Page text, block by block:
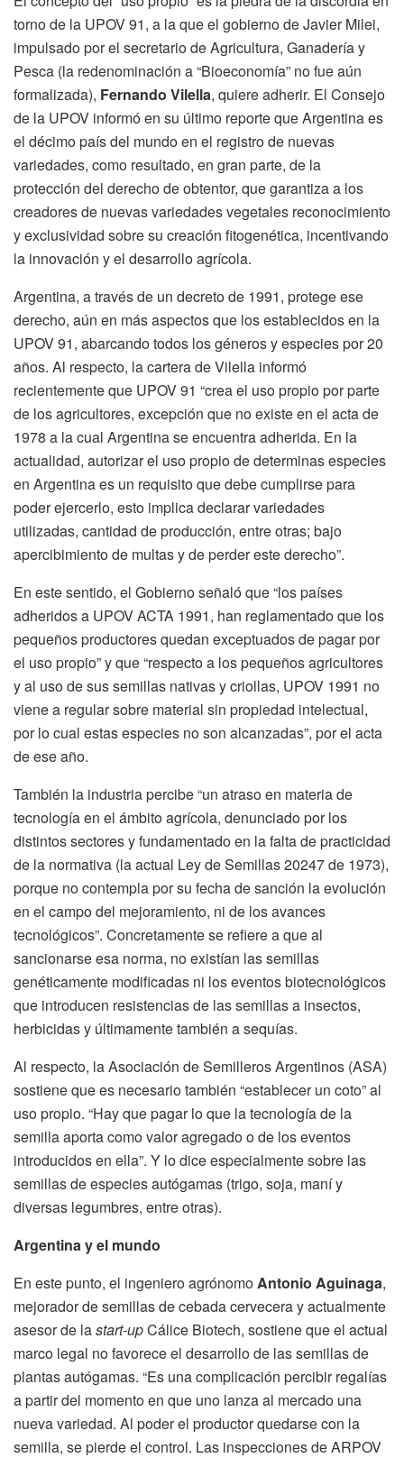
torno de la UPOV 91, a la que el gobierno de Javier Milei,
impulsado por el secretario de Agricultura, Ganadería y
Pesca (la redenominación a “Bioeconomía” no fue aún
formalizada), Fernando Vilella, quiere adherir. El Consejo
de la UPOV informó en su último reporte que Argentina es
el décimo país del mundo en el registro de nuevas
variedades, como resultado, en gran parte, de la
protección del derecho de obtentor, que garantiza a los
creadores de nuevas variedades vegetales reconocimiento
y exclusividad sobre su creación fitogenética, incentivando
la innovación y el desarrollo agrícola.
Argentina, a través de un decreto de 1991, protege ese
derecho, aún en más aspectos que los establecidos en la
UPOV 91, abarcando todos los géneros y especies por 20
años. Al respecto, la cartera de Vilella informó
recientemente que UPOV 91 “crea el uso propio por parte
de los agricultores, excepción que no existe en el acta de
1978 a la cual Argentina se encuentra adherida. En la
actualidad, autorizar el uso propio de determinas especies
en Argentina es un requisito que debe cumplirse para
poder ejercerlo, esto implica declarar variedades
utilizadas, cantidad de producción, entre otras; bajo
apercibimiento de multas y de perder este derecho”.
En este sentido, el Gobierno señaló que “los países
adheridos a UPOV ACTA 1991, han reglamentado que los
pequeños productores quedan exceptuados de pagar por
el uso propio” y que “respecto a los pequeños agricultores
y al uso de sus semillas nativas y criollas, UPOV 1991 no
viene a regular sobre material sin propiedad intelectual,
por lo cual estas especies no son alcanzadas”, por el acta
de ese año.
También la industria percibe “un atraso en materia de
tecnología en el ámbito agrícola, denunciado por los
distintos sectores y fundamentado en la falta de practicidad
de la normativa (la actual Ley de Semillas 20247 de 1973),
porque no contempla por su fecha de sanción la evolución
en el campo del mejoramiento, ni de los avances
tecnológicos”. Concretamente se refiere a que al
sancionarse esa norma, no existían las semillas
genéticamente modificadas ni los eventos biotecnológicos
que introducen resistencias de las semillas a insectos,
herbicidas y últimamente también a sequías.
Al respecto, la Asociación de Semilleros Argentinos (ASA)
sostiene que es necesario también “establecer un coto” al
uso propio. “Hay que pagar lo que la tecnología de la
semilla aporta como valor agregado o de los eventos
introducidos en ella”. Y lo dice especialmente sobre las
semillas de especies autógamas (trigo, soja, maní y
diversas legumbres, entre otras).
Argentina y el mundo
En este punto, el ingeniero agrónomo Antonio Aguinaga,
mejorador de semillas de cebada cervecera y actualmente
asesor de lastart-upCálice Biotech, sostiene que el actual
marco legal no favorece el desarrollo de las semillas de
plantas autógamas. “Es una complicación percibir regalías
a partir del momento en que uno lanza al mercado una
nueva variedad. Al poder el productor quedarse con la
semilla, se pierde el control. Las inspecciones de ARPOV